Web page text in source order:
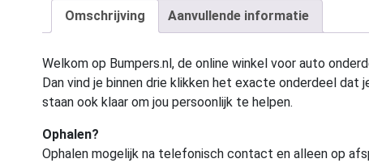
Omschrijving Aanvullende informatie
Welkom op Bumpers.nl, de online winkel voor auto
Dan vind je binnen drie klikken het exacte onderdeel
staan ook klaar om jou persoonlijk te helpen.
Ophalen?
Ophalen mogelijk na telefonisch contact en alleen op